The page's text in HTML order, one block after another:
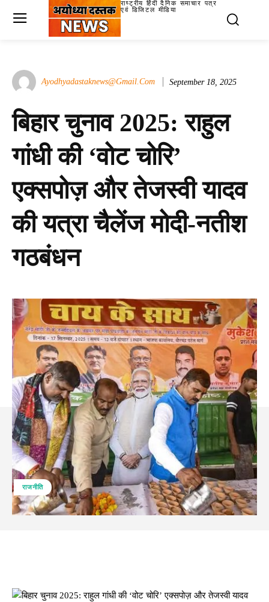
राष्ट्रीय हिंदी दैनिक समाचार पत्र
एवं डिजिटल मीडिया
Ayodhyadastaknews@gmail.com September 18, 2025
बिहार चुनाव 2025: राहुल
गांधी की ‘वोट चोरि’
एक्सपोज़ और तेजस्वी यादव
की यत्रा चैलेंज मोदी-नतीश
गठबंधन
राजनीति